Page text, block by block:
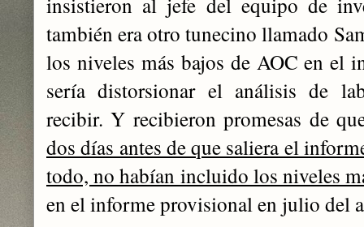
también era otro tunecino llamado
los niveles más bajos de AOC en el
sería distorsionar el análisis de
recibir. Y recibieron promesas de
dos días antes de que saliera el
todo, no habían incluido los niveles
en el informe provisional en julio del